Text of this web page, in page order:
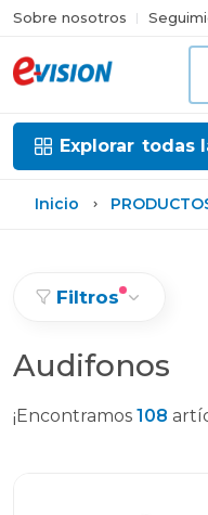
Sobre nosotros
Explorar todas
Inicio
Filtros
Audifonos
¡Encontramos 108